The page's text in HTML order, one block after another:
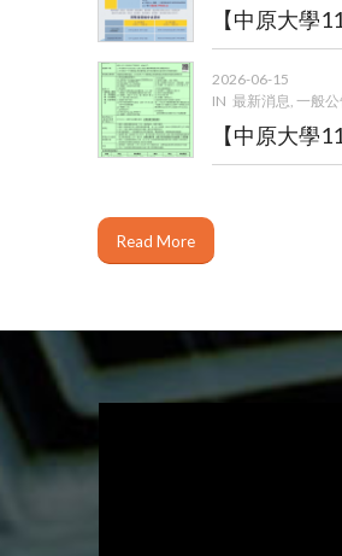
【中原大學
2026-06-15
IN 最新消息, 一般
【中原大學
Read More